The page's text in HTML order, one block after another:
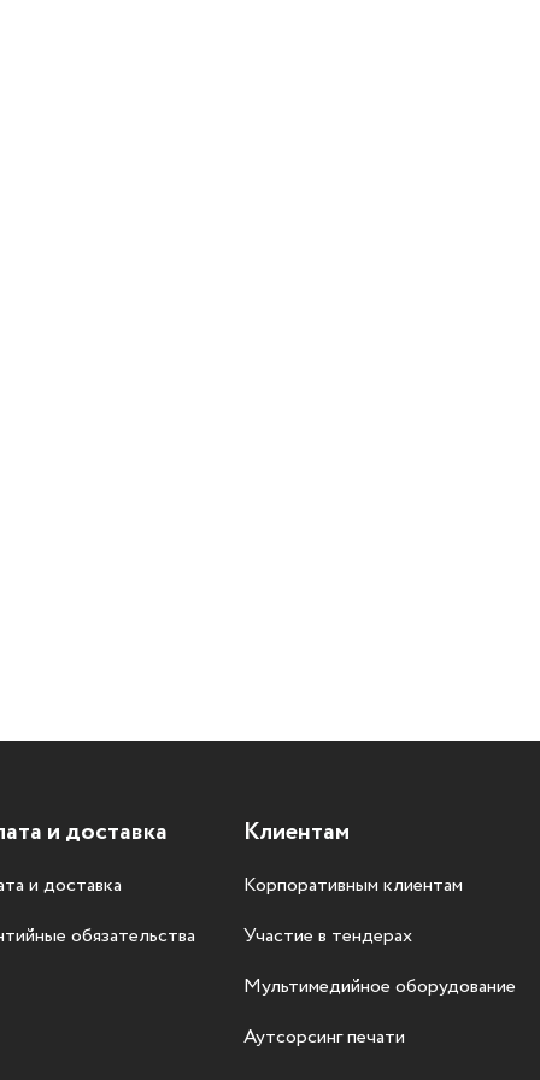
и доставка
и доставка
обязательства
Клиентам
Корпоративным клиентам
Участие в тендерах
Мультимедийное оборудование
Аутсорсинг печати